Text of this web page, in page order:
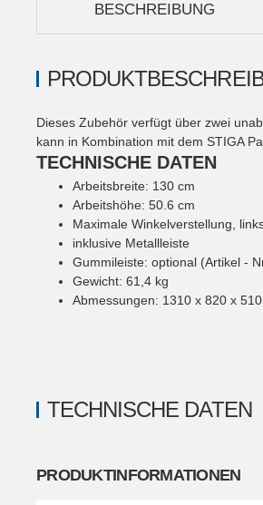
BESCHREIBUNG
TECHNISCHE DATEN
PRODUKTINFORMATIONEN
Dieses Zubehör verfügt über zwei
kann in Kombination mit dem STIGA
TECHNISCHE DATEN
Arbeitsbreite: 130 cm
Arbeitshöhe: 50.6 cm
Maximale Winkelverstellung,
inklusive Metallleiste
Gummileiste: optional (Artikel -
Gewicht: 61,4 kg
Abmessungen: 1310 x 820 x